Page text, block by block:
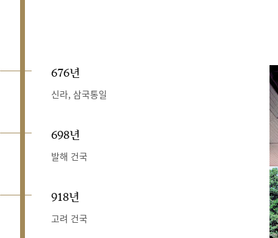
676년
신라, 삼국통일
698년
발해 건국
918년
고려 건국